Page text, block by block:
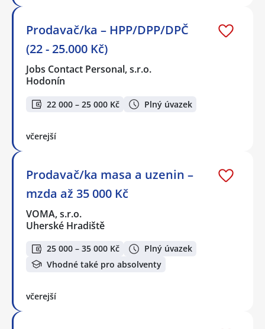
Prodavač/ka – HPP/DPP/DPČ
(22 - 25.000 Kč)
Jobs Contact Personal, s.r.o.
Hodonín
22 000 – 25 000 Kč Plný úvazek
včerejší
Prodavač/ka masa a uzenin –
mzda až 35 000 Kč
VOMA, s.r.o.
Uherské Hradiště
25 000 – 35 000 Kč
Plný úvazek
Vhodné také pro absolventy
včerejší